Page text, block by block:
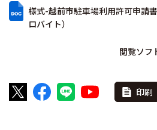
様式-越前市駐車場利用許可申請
ロバイト）
閲覧ソフ
印刷